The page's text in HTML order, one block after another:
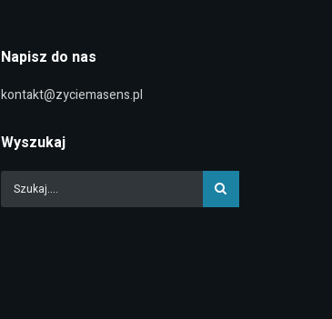
Napisz do nas
kontakt@zyciemasens.pl
Wyszukaj